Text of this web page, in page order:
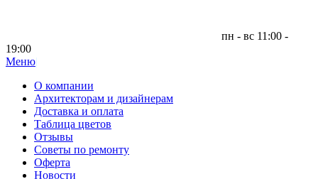
пн - вс 11:00 -
19:00
Меню|
О компании
Архитекторам и дизайнерам
Доставка и оплата
Таблица цветов
Отзывы
Советы по ремонту
Оферта
Новости